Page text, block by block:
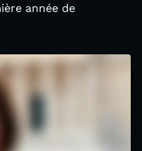
année de